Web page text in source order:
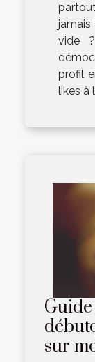
jamais
vide
profil
likes à
sur